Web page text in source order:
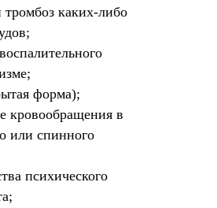
каких-либо
форма);
кровообращения в
или спинного
психического